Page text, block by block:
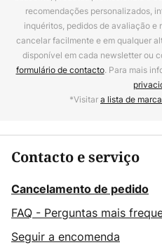
recomendações personalizados,
inquéritos, pedidos de avaliação e
cancelar facilmente e em qualquer
disponível em cada newsletter ou
formulário de contacto. Para mais
*Visitara lista de
Contacto e serviço
Cancelamento de pedido
FAQ - Perguntas mais
Seguir a encomenda